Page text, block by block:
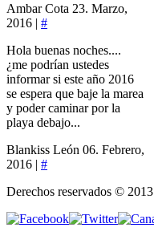
Ambar Cota 23. Marzo,
2016 | #
Hola buenas noches....
¿me podrían ustedes
informar si este año 2016
se espera que baje la marea
y poder caminar por la
playa debajo...
Blankiss León 06. Febrero,
2016 | #
Derechos reservados © 2013